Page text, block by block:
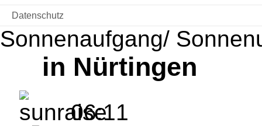
Datenschutz
Sonnenaufgang/
in Nürtingen
06:11